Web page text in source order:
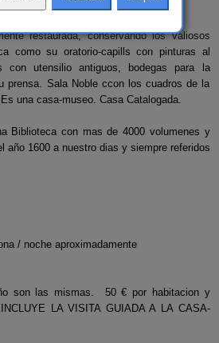
restaurada, conservando los valiosos
como su oratorio-capills con pinturas al
con utensilio antiguos, bodegas para la
prensa. Sala Noble ccon los cuadros de la
una casa-museo. Casa Catalogada.
Biblioteca con mas de 4000 volumenes y
año 1600 a nuestro dias y siempre referidos
/ noche aproximadamente
son las mismas. 50 € por habitacion y
LA VISITA GUIADA A LA CASA-